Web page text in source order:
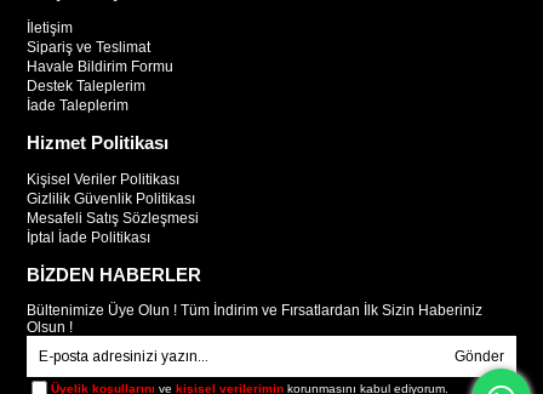
İletişim
Sipariş ve Teslimat
Havale Bildirim Formu
Destek Taleplerim
İade Taleplerim
Hizmet Politikası
Kişisel Veriler Politikası
Gizlilik Güvenlik Politikası
Mesafeli Satış Sözleşmesi
İptal İade Politikası
BİZDEN HABERLER
Bültenimize Üye Olun ! Tüm İndirim ve Fırsatlardan İlk Sizin Haberiniz
Olsun !
Gönder
Üyelik koşullarını vekişisel verilerimin korunmasını kabul ediyorum.